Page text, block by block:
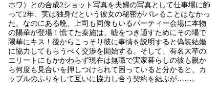
ホワ）との合成2ショット写真を夫婦の写真として仕事場に飾
って2年、実は独身だという彼女の秘密がバレることはなかっ
た。なのにある晩、上司も同僚もいるパーティー会場に本物
の陽華が登場！慌てた秦施は、嘘をつき通すためにその場で
陽華にキス！後からこっそり彼に事情を説明すると偽装結婚
に協力してもらうべく交渉を開始する。そして、有名大卒の
エリートにもかかわらず現在は無職で実家暮らしの彼も親か
ら何度も見合いを押しつけられて困っていると分かると、カ
ップルのふりをして互いに協力し合う契約を結ぶが……。